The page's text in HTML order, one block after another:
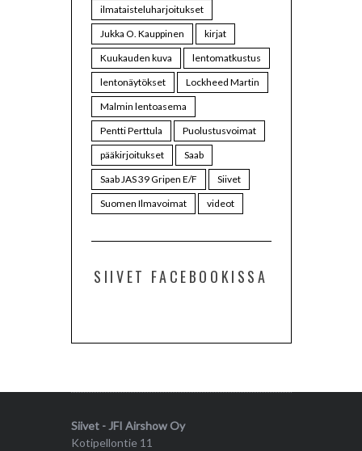
ilmataisteluharjoitukset
Jukka O. Kauppinen
kirjat
Kuukauden kuva
lentomatkustus
lentonäytökset
Lockheed Martin
Malmin lentoasema
Pentti Perttula
Puolustusvoimat
pääkirjoitukset
Saab
Saab JAS 39 Gripen E/F
Siivet
Suomen Ilmavoimat
videot
SIIVET FACEBOOKISSA
Siivet - JFI Airshow Oy
Kotipellontie 11